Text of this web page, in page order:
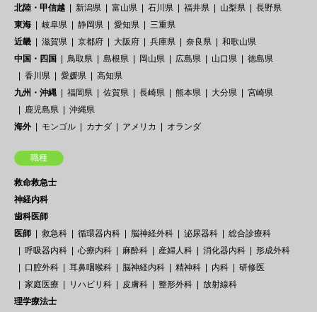
北陸・甲信越
新潟県 富山県 石川県 福井県 山梨県
長野県
東海
岐阜県 静岡県 愛知県
三重県
近畿
滋賀県 京都府 大阪府 兵庫県 奈良県
和歌山県
中国・四国
鳥取県 島根県 岡山県 広島県 山口県
徳島県
香川県
愛媛県
高知県
九州・沖縄
福岡県 佐賀県 長崎県 熊本県 大分県
宮崎県
鹿児島県
沖縄県
海外
モンゴル カナダ アメリカ オランダ
職種
救命救急士
神経内科
歯科医師
医師
救急科 循環器内科 脳神経外科 泌尿器科
総合診療科
呼吸器内科
心療内科 麻酔科 産婦人科 消化器内科
形成外科
口腔外科
耳鼻咽喉科 脳神経内科 精神科 内科
研修医
家庭医療
リハビリ科 皮膚科 整形外科
放射線科
理学療法士